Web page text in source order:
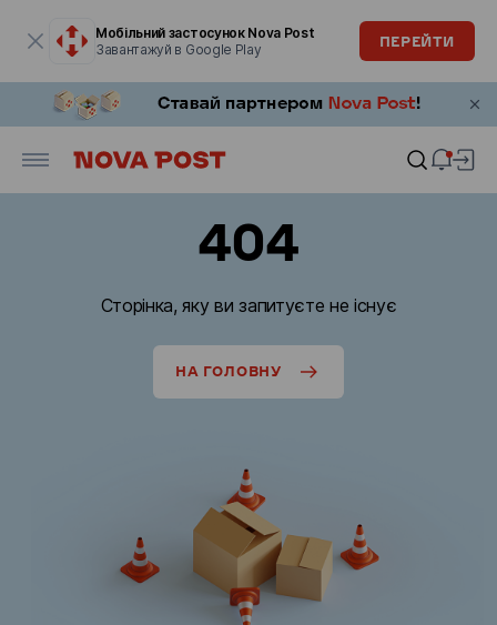
Мобільний застосунок Nova Post
Завантажуй в Google Play
ПЕРЕЙТИ
404
Сторінка, яку ви запитуєте не існує
НА ГОЛОВНУ